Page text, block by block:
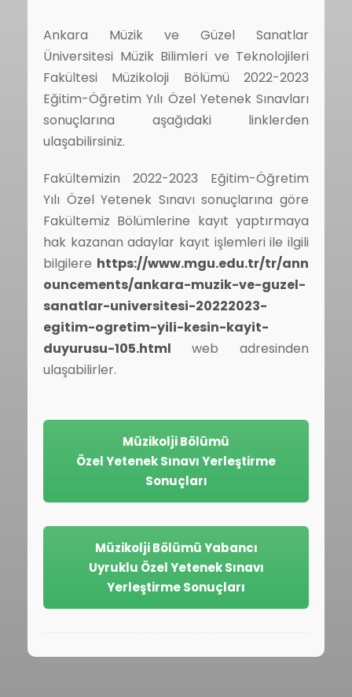
Ankara Müzik ve Güzel Sanatlar
Üniversitesi Müzik Bilimleri ve Teknolojileri
Fakültesi Müzikoloji Bölümü 2022-2023
Eğitim-Öğretim Yılı Özel Yetenek Sınavları
sonuçlarına aşağıdaki linklerden
ulaşabilirsiniz.
Fakültemizin 2022-2023 Eğitim-Öğretim
Yılı Özel Yetenek Sınavı sonuçlarına göre
Fakültemiz Bölümlerine kayıt yaptırmaya
hak kazanan adaylar kayıt işlemleri ile ilgili
bilgilere https://www.mgu.edu.tr/tr/ann
ouncements/ankara-muzik-ve-guzel-
sanatlar-universitesi-20222023-
egitim-ogretim-yili-kesin-kayit-
duyurusu-105.html
web adresinden
ulaşabilirler.
Müzikolji Bölümü
Özel Yetenek Sınavı Yerleştirme
Sonuçları
Müzikolji Bölümü Yabancı
Uyruklu Özel Yetenek Sınavı
Yerleştirme Sonuçları